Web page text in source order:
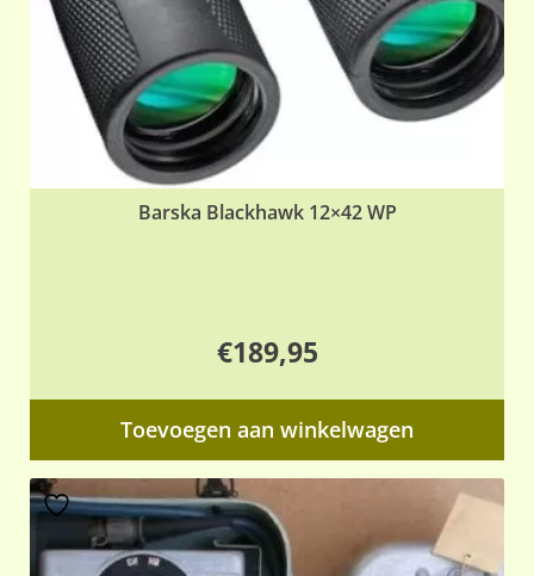
Barska Blackhawk 12×42 WP
€189,95
Toevoegen aan winkelwagen